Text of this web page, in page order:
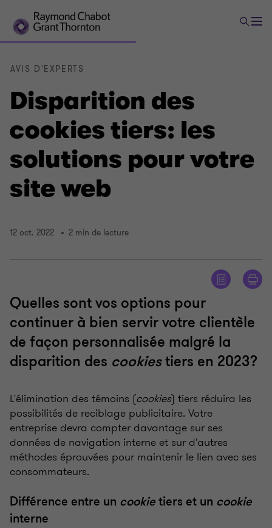
Disparition des
cookies tiers: les
solutions pour votre
site web
AVIS D'EXPERTS
12 oct. 2022 2 min de lecture
Quelles sont vos options pour
continuer à bien servir votre clientèle
de façon personnalisée malgré la
disparition des cookiestiers en 2023?
L'élimination des témoins (cookies) tiers réduira les
possibilités de reciblage publicitaire. Votre
entreprise devra compter davantage sur ses
données de navigation interne et sur d'autres
méthodes éprouvées pour maintenir le lien avec ses
consommateurs.
Différence entre un cookietiers et un cookie
interne